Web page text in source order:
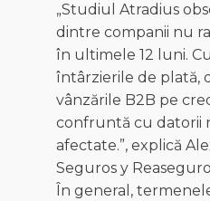
„Studiul Atradius
dintre companii nu
în ultimele 12 luni.
întârzierile de plată,
vânzările B2B pe
confruntă cu datorii
afectate.”, explică
Seguros y
În general,